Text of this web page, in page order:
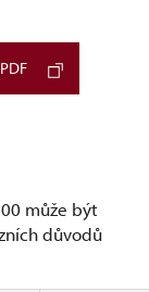
může být
důvodů